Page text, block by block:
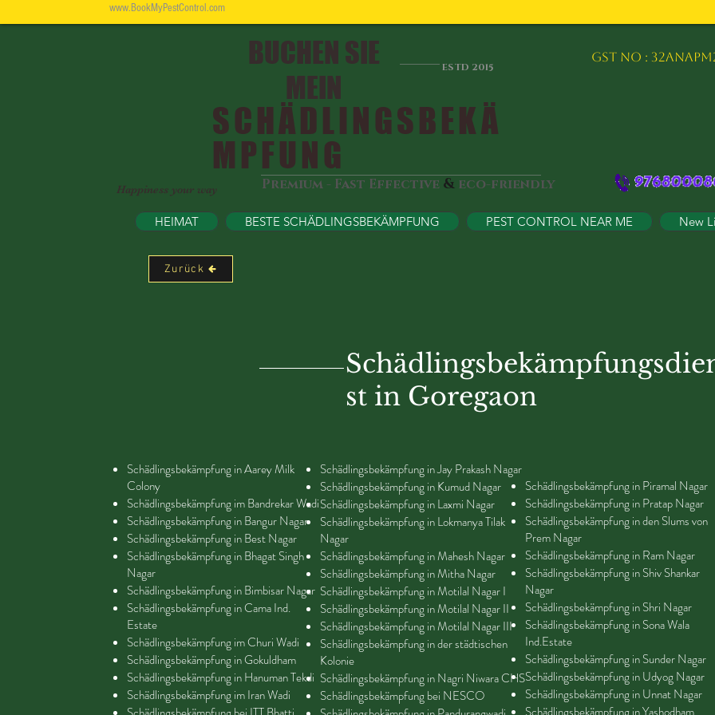
www.BookMyPestControl.com
SCHÄDLINGSBEKÄ
MPFUNG
BUCHEN SIE
MEIN
ESTD 2015
Premium - Fast Effective & eco-friendly
Happiness your way
GST NO :
HEIMAT BESTE SCHÄDLINGSBEKÄMPFUNG PEST CONTROL NEAR ME New
Zurück
st in Goregaon
Schädlingsbekämpfung in Aarey Milk
Colony
Schädlingsbekämpfung im Bandrekar Wadi
Schädlingsbekämpfung in Bangur Nagar
Schädlingsbekämpfung in Best Nagar
Schädlingsbekämpfung in Bhagat Singh
Nagar
Schädlingsbekämpfung in Bimbisar Nagar
Schädlingsbekämpfung in Cama Ind.
Estate
Schädlingsbekämpfung im Churi Wadi
Schädlingsbekämpfung in Gokuldham
Schädlingsbekämpfung in Hanuman Tekdi
Schädlingsbekämpfung im Iran Wadi
Schädlingsbekämpfung in Jay Prakash Nagar
Schädlingsbekämpfung in Kumud Nagar
Schädlingsbekämpfung in Laxmi Nagar
Schädlingsbekämpfung in Lokmanya Tilak
Nagar
Schädlingsbekämpfung in Mahesh Nagar
Schädlingsbekämpfung in Mitha Nagar
Schädlingsbekämpfung in Motilal Nagar I
Schädlingsbekämpfung in Motilal Nagar II
Schädlingsbekämpfung in Motilal Nagar III
Schädlingsbekämpfung in der städtischen
Kolonie
Schädlingsbekämpfung in Nagri Niwara CHS
Schädlingsbekämpfung bei NESCO
Schädlingsbekämpfung in Piramal Nagar
Schädlingsbekämpfung in Pratap Nagar
Schädlingsbekämpfung in den Slums von
Prem Nagar
Schädlingsbekämpfung in Ram Nagar
Schädlingsbekämpfung in Shiv Shankar
Nagar
Schädlingsbekämpfung in Shri Nagar
Schädlingsbekämpfung in Sona Wala
Ind.Estate
Schädlingsbekämpfung in Sunder Nagar
Schädlingsbekämpfung in Udyog Nagar
Schädlingsbekämpfung in Unnat Nagar